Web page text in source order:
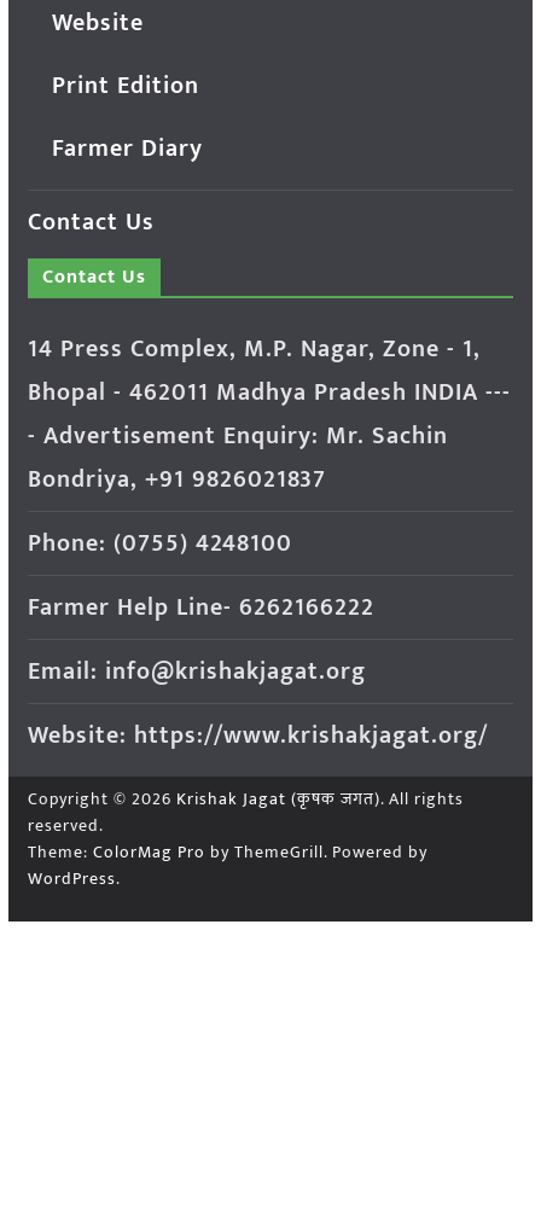
Website
Print Edition
Farmer Diary
Contact Us
Contact Us
14 Press Complex, M.P. Nagar, Zone - 1,
Bhopal - 462011 Madhya Pradesh INDIA ---
- Advertisement Enquiry: Mr. Sachin
Bondriya, +91 9826021837
Phone: (0755) 4248100
Farmer Help Line- 6262166222
Email: info@krishakjagat.org
Website: https://www.krishakjagat.org/
Copyright © 2026 Krishak Jagat (कृषक जगत). All rights
reserved.
Theme: ColorMag Pro by ThemeGrill. Powered by
WordPress.